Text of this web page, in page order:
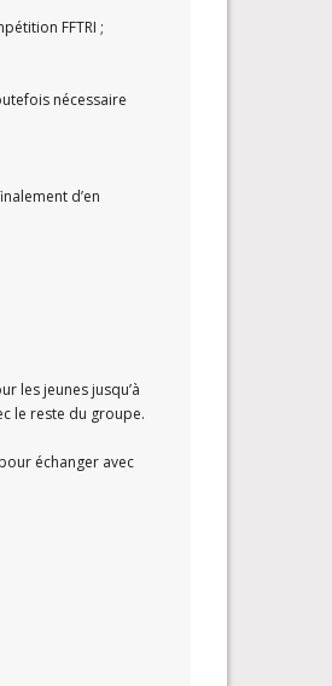
FFTRI ;
nécessaire
d’en
les jeunes jusqu’à
le reste du groupe.
échanger avec